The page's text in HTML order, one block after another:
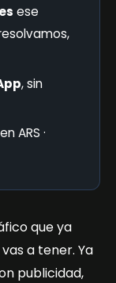
ese
, sin
ARS ·
que ya
a tener. Ya
publicidad,